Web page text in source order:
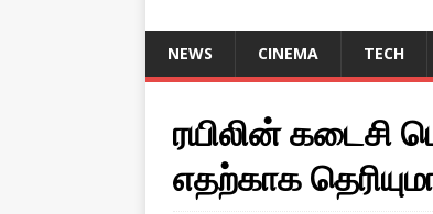
NEWS CINEMA TECH
ரயிலின் கடைசி
எதற்காக